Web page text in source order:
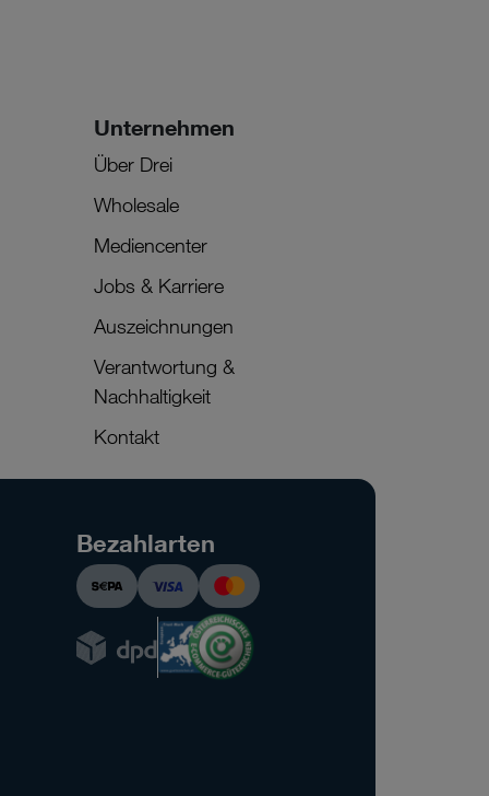
Unternehmen
Über Drei
Wholesale
Mediencenter
Jobs & Karriere
Auszeichnungen
Verantwortung &
Nachhaltigkeit
Kontakt
Bezahlarten